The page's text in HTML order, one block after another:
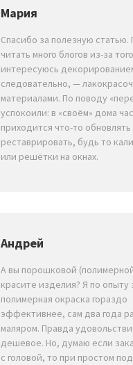
Мария
Спасибо за полезную статью.
читать много блогов из-за
интересуюсь
следовательно, —
материалами. По поводу
успокоили: в «своём» дома
приходится что-то
реставрировать, будь то
или решётки на окнах.
Андрей
А вы порошковой
красите изделия? Я по опыту
полимерная окраска гораздо
эффективнее, сам два года
маляром. Правда
дешевое. Но, думаю если
с головой, то при простом